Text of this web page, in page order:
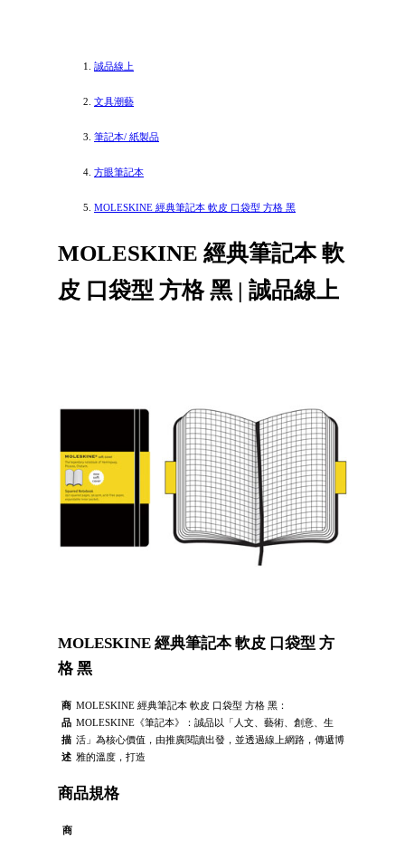
誠品線上
文具潮藝
筆記本/ 紙製品
方眼筆記本
MOLESKINE 經典筆記本 軟皮 口袋型 方格 黑
MOLESKINE 經典筆記本 軟
皮 口袋型 方格 黑 | 誠品線上
MOLESKINE 經典筆記本 軟皮 口袋型 方
格 黑
商
品
描
述
MOLESKINE 經典筆記本 軟皮 口袋型 方格 黑：
MOLESKINE《筆記本》：誠品以「人文、藝術、創意、生
活」為核心價值，由推廣閱讀出發，並透過線上網路，傳遞博
雅的溫度，打造
商品規格
商